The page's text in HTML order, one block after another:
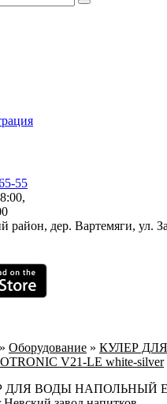
55
район, дер. Вартемяги, ул.
» Оборудование » КУЛЕР
V21-LE white-silver